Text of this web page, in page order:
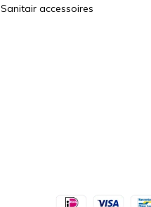
Sanitair accessoires